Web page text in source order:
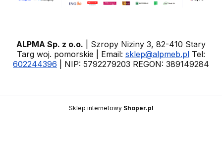
ALPMA Sp. z o.o. | Szropy Niziny 3, 82-410 Stary
Targ woj. pomorskie | Email: sklep@alpmeb.pl Tel:
602244396 | NIP: 5792279203 REGON: 389149284
Sklep internetowy Shoper.pl